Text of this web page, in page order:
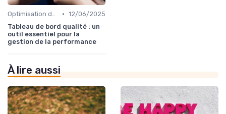
Optimisation des processus • 12/06/2025
Tableau de bord qualité : un
outil essentiel pour la
gestion de la performance
À lire aussi